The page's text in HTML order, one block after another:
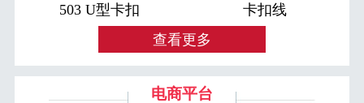
503 U型卡扣
卡扣线
查看更多
电商平台